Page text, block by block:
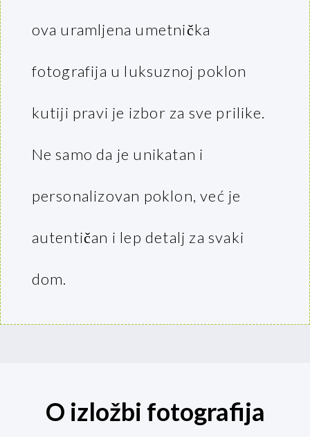
ova uramljena umetnička
fotografija u luksuznoj poklon
kutiji pravi je izbor za sve prilike.
Ne samo da je unikatan i
personalizovan poklon, već je
autentičan i lep detalj za svaki
dom.
O izložbi fotografija